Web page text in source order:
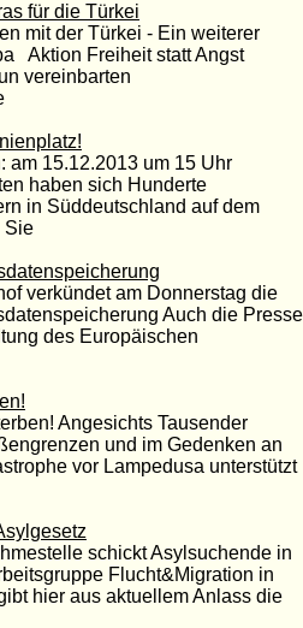
für die Türkei
mit der Türkei - Ein weiterer
Aktion Freiheit statt Angst
vereinbarten
am 15.12.2013 um 15 Uhr
haben sich Hunderte
in Süddeutschland auf dem
Sie
verkündet am Donnerstag die
Auch die Presse
des Europäischen
Angesichts Tausender
und im Gedenken an
vor Lampedusa unterstützt
schickt Asylsuchende in
Flucht&Migration in
hier aus aktuellem Anlass die